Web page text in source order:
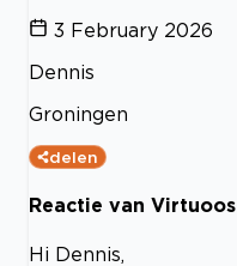
3 February 2026
Dennis
Groningen
delen
Reactie van Virtuoos
Hi Dennis,